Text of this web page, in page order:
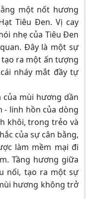
một nốt hương
Tiêu Đen. Vị cay
nhẹ của Tiêu Đen
Đây là một sự
ra một ấn tượng
nháy mắt đầy tự
của mùi hương dần
- linh hồn của dòng
khôi, trong trẻo và
của sự cân bằng,
làm mềm mại đi
Tầng hương giữa
nối, tạo ra một sự
hương không trở